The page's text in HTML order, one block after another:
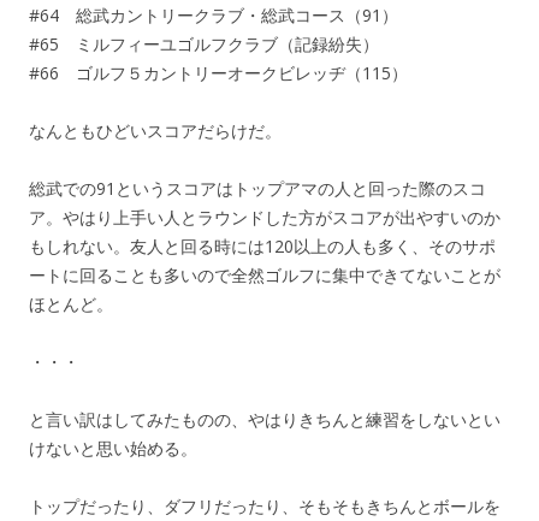
#64 総武カントリークラブ・総武コース（91）
#65 ミルフィーユゴルフクラブ（記録紛失）
#66 ゴルフ５カントリーオークビレッヂ（115）
なんともひどいスコアだらけだ。
総武での91というスコアはトップアマの人と回った際のスコ
ア。やはり上手い人とラウンドした方がスコアが出やすいのか
もしれない。友人と回る時には120以上の人も多く、そのサポ
ートに回ることも多いので全然ゴルフに集中できてないことが
ほとんど。
・・・
と言い訳はしてみたものの、やはりきちんと練習をしないとい
けないと思い始める。
トップだったり、ダフリだったり、そもそもきちんとボールを